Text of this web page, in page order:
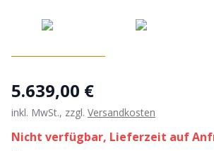
5.639,00 €
inkl. MwSt., zzgl. Versandkosten
Nicht verfügbar, Lieferzeit auf